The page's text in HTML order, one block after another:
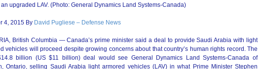
an upgraded LAV. (Photo: General Dynamics Land Systems-Canada)
4, 2015 By David Pugliese – Defense News
British Columbia — Canada’s prime minister said a deal to provide Saudi Arabia with light
vehicles will proceed despite growing concerns about that country’s human rights record. The
billion (US $11 billion) deal would see General Dynamics Land Systems-Canada of
Ontario, selling Saudi Arabia light armored vehicles (LAV) in what Prime Minister Stephen